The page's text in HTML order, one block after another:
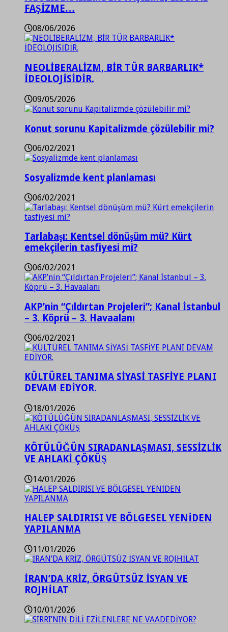
FAŞİZME…
08/06/2026
NEOLİBERALİZM, BİR TÜR BARBARLIK*
İDEOLOJİSİDİR.
09/05/2026
Konut sorunu Kapitalizmde çözülebilir mi?
06/02/2021
Sosyalizmde kent planlaması
06/02/2021
Tarlabaşı: Kentsel dönüşüm mü? Kürt
emekçilerin tasfiyesi mi?
06/02/2021
AKP’nin “Çıldırtan Projeleri”; Kanal İstanbul
– 3. Köprü – 3. Havaalanı
06/02/2021
KÜLTÜREL TANIMA SİYASİ TASFİYE PLANI
DEVAM EDİYOR.
18/01/2026
KÖTÜLÜĞÜN SIRADANLAŞMASI, SESSİZLİK
VE AHLAKİ ÇÖKÜŞ
14/01/2026
HALEP SALDIRISI VE BÖLGESEL YENİDEN
YAPILANMA
11/01/2026
İRAN’DA KRİZ, ÖRGÜTSÜZ İSYAN VE
ROJHİLAT
10/01/2026